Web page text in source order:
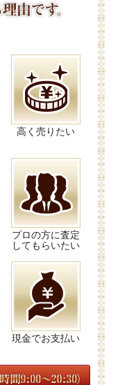
高く売りたい
プロの方に査定
してもらいたい
現金でお支払い